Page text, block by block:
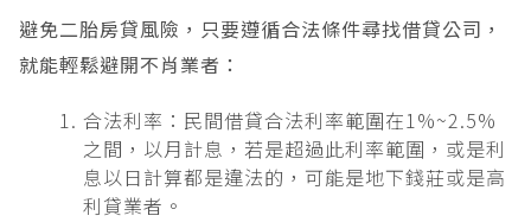
避免二胎房貸風險，只要遵循合法條件尋找借貸公司，
就能輕鬆避開不肖業者：
合法利率：民間借貸合法利率範圍在1%~2.5%
之間，以月計息，若是超過此利率範圍，或是利
息以日計算都是違法的，可能是地下錢莊或是高
利貸業者。